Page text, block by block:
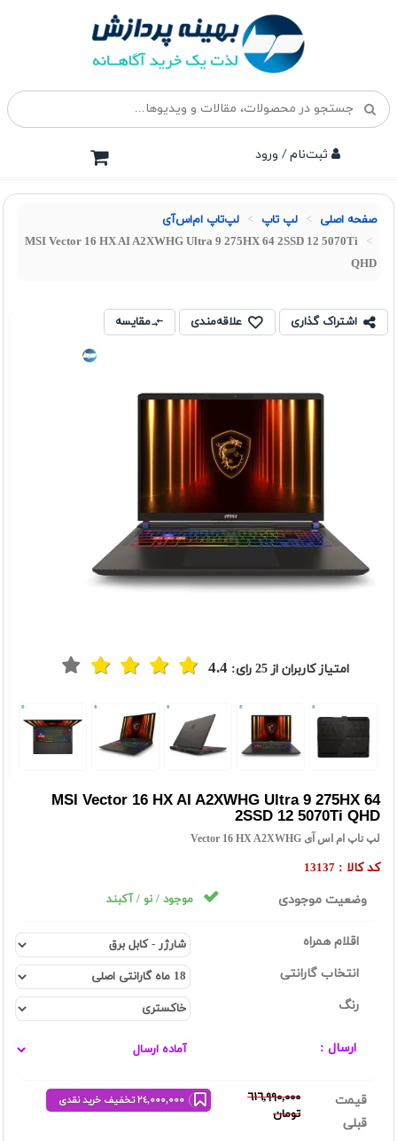
ثبت‌نام / ورود
صفحه اصلی لپ تاپ لپ‌تاپ ام‌اس‌آی
MSI Vector 16 HX AI A2XWHG Ultra 9 275HX 64 2SSD 12 5070Ti
QHD
اشتراک گذاری علاقه‌مندی مقایسه
امتیاز کاربران از25 رای:4.4
MSI Vector 16 HX AI A2XWHG Ultra 9 275HX 64
2SSD 12 5070Ti QHD
لپ تاپ ام اس آی Vector 16 HX A2XWHG
کد کالا : 13137
وضعیت موجودی موجود / نو / آکبند
اقلام همراه
انتخاب گارانتی
رنگ
ارسال :
قیمت
قبلی
٦١٦,٩٩٠,٠٠٠
تومان